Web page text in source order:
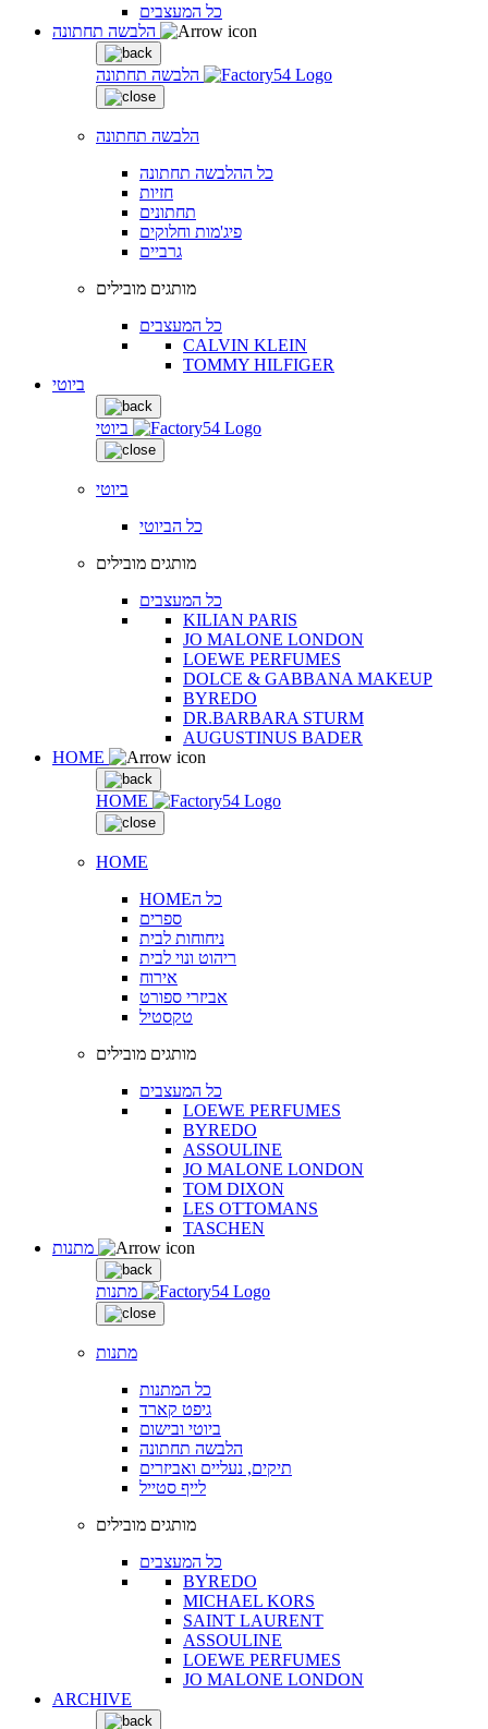
כל המעצבים
הלבשה תחתונה
הלבשה תחתונה
כל ההלבשה תחתונה
חזיות
תחתונים
פיג'מות וחלוקים
גרביים
מותגים מובילים
כל המעצבים
CALVIN KLEIN
TOMMY HILFIGER
ביוטי
ביוטי
ביוטי
כל הביוטי
מותגים מובילים
כל המעצבים
KILIAN PARIS
JO MALONE LONDON
LOEWE PERFUMES
DOLCE & GABBANA MAKEUP
BYREDO
DR.BARBARA STURM
AUGUSTINUS BADER
HOME
HOME
HOME
HOMEכל ה
ספרים
ניחוחות לבית
ריהוט ונוי לבית
אירוח
אביזרי ספורט
טקסטיל
מותגים מובילים
כל המעצבים
LOEWE PERFUMES
BYREDO
ASSOULINE
JO MALONE LONDON
TOM DIXON
LES OTTOMANS
TASCHEN
מתנות
מתנות
כל המתנות
גיפט קארד
ביוטי ובישום
הלבשה תחתונה
תיקים, נעליים ואביזרים
לייף סטייל
מותגים מובילים
כל המעצבים
BYREDO
MICHAEL KORS
SAINT LAURENT
ASSOULINE
LOEWE PERFUMES
JO MALONE LONDON
ARCHIVE